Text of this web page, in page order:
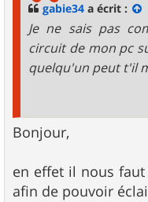
gabie34 a écrit :
Je ne sais pas
circuit de mon pc
quelqu'un peut t'il
Bonjour,
en effet il nous
afin de pouvoir